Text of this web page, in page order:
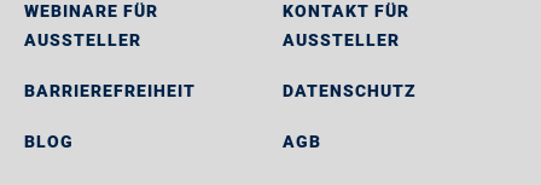
WEBINARE FÜR
AUSSTELLER
BARRIEREFREIHEIT
BLOG
KONTAKT FÜR
AUSSTELLER
DATENSCHUTZ
AGB